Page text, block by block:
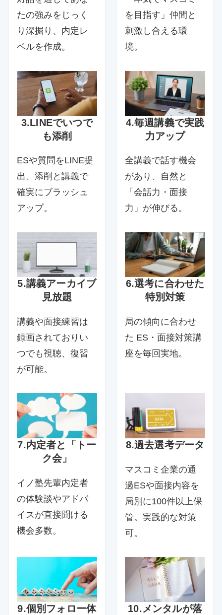
たの強みをじっく
り深掘り、内定レ
ベルを作成。
を目指す」仲間と
刺激し合える環
境。
3.LINEでいつで
も添削
ESや質問をLINE提
出、添削と講義で
確実にブラッシュ
アップ。
4.毎週講義で実践
力アップ
全講義で話す機会
があり、自然と
「会話力・面接
力」が伸びる。
5.講義アーカイブ
見放題
講義や面接練習は
録画されておりい
つでも視聴、復習
が可能。
6.選考に合わせた
特別対策
局の傾向に合わせ
た ES・面接対策講
座を毎回実地。
7.内定者と「トー
ク会」
イノ塾先輩内定者
の体験談やアドバ
イスが直接聞ける
機会多数。
8.過去選考データ
マスコミ企業の通
過ESや面接内容を
局別に100件以上保
管。実践的な対策
可。
9.個別フォロー体
10.メンタルが落